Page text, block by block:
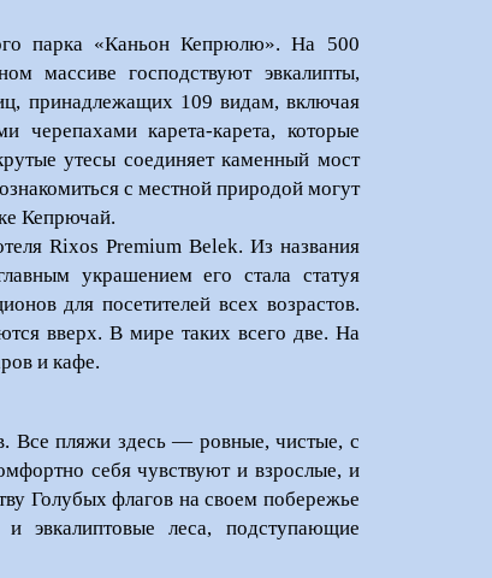
парка «Каньон Кепрюлю». На 500
массиве господствуют эвкалипты,
принадлежащих 109 видам, включая
черепахами карета-карета, которые
утесы соединяет каменный мост
с местной природой могут
Кепрючай.
Rixos Premium Belek. Из названия
украшением его стала статуя
для посетителей всех возрастов.
вверх. В мире таких всего две. На
и кафе.
Все пляжи здесь — ровные, чистые, с
себя чувствуют и взрослые, и
Голубых флагов на своем побережье
эвкалиптовые леса, подступающие